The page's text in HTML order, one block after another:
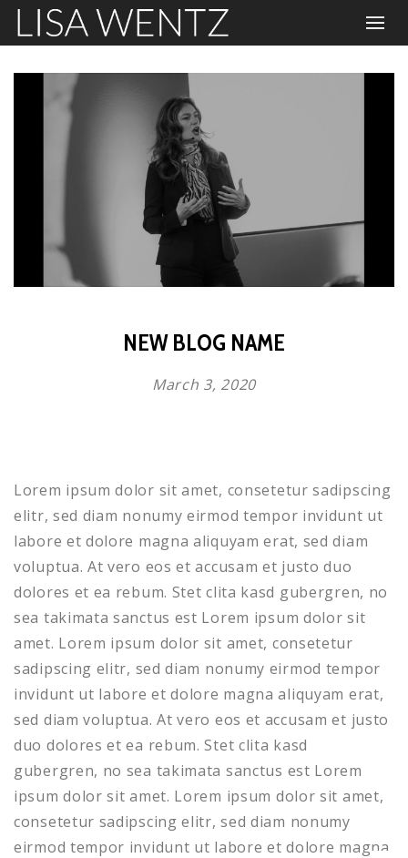
NEW BLOG NAME
March 3, 2020
Lorem ipsum dolor sit amet, consetetur sadipscing
elitr, sed diam nonumy eirmod tempor invidunt ut
labore et dolore magna aliquyam erat, sed diam
voluptua. At vero eos et accusam et justo duo
dolores et ea rebum. Stet clita kasd gubergren, no
sea takimata sanctus est Lorem ipsum dolor sit
amet. Lorem ipsum dolor sit amet, consetetur
sadipscing elitr, sed diam nonumy eirmod tempor
invidunt ut labore et dolore magna aliquyam erat,
sed diam voluptua. At vero eos et accusam et justo
duo dolores et ea rebum. Stet clita kasd
gubergren, no sea takimata sanctus est Lorem
ipsum dolor sit amet. Lorem ipsum dolor sit amet,
consetetur sadipscing elitr, sed diam nonumy
eirmod tempor invidunt ut labore et dolore magna